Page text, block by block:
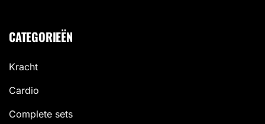
CATEGORIEËN
Kracht
Cardio
Complete sets